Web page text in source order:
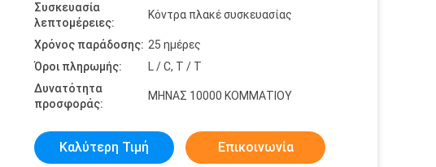
Συσκευασία
λεπτομέρειες:
Κόντρα πλακέ συσκευασίας
Χρόνος παράδοσης: 25 ημέρες
Όροι πληρωμής:
L / C, T / T
Δυνατότητα
προσφοράς:
ΜΗΝΑΣ 10000 ΚΟΜΜΑΤΙΟΥ
Καλύτερη Τιμή Επικοινωνία